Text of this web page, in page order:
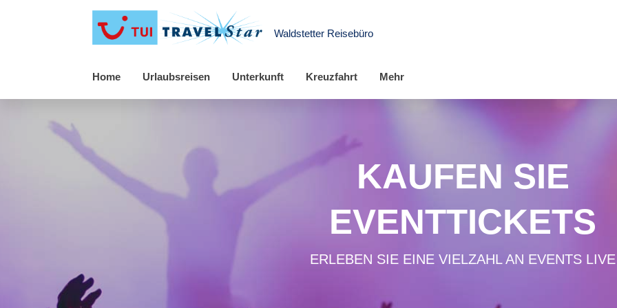
Waldstetter Reisebüro
Home Urlaubsreisen Unterkunft Kreuzfahrt Mehr
KAUFEN SIE
EVENTTICKETS
ERLEBEN SIE EINE VIELZAHL AN EVENTS LIVE